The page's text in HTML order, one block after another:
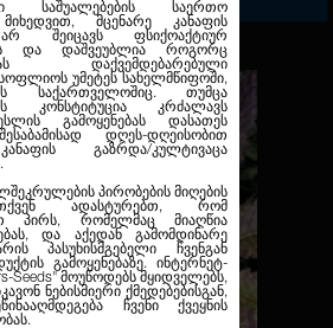
საშუალებების საერთო
მიხედვით, მცენარე კანაფის
შეიცავს ფსიქოაქტიურ
და დაშვეუბლია როგორც
დაქვემდებარებული
უმეტეს სახელმწიფოში,
საქართველოშიც. თუმცა
კონსტიტუცია კრძალავს
გამოყენებას დასათეს
დღეს-დღეისობით
გაზრდა/კულტივაცა
პირობების მიღების
ადასტურებთ, რომ
პირს, რომელმაც მიაღწია
და აქედან გამომდინარე
პასუხისმგებელი ჩვენგან
გამოყენებაზე. ინტერნეტ-
Seeds" მოუწოდებს მყიდველებს,
ნებისმიერი ქმედებებისგან,
ჩვენი ქვეყნის